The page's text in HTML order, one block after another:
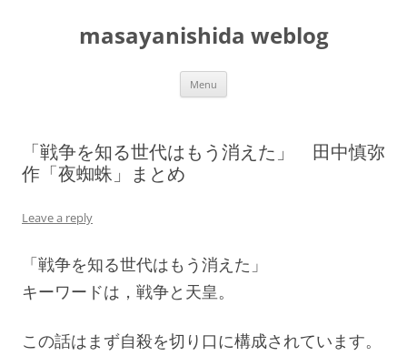
masayanishida weblog
Menu
「戦争を知る世代はもう消えた」 田中慎弥
作「夜蜘蛛」まとめ
Leave a reply
「戦争を知る世代はもう消えた」
キーワードは，戦争と天皇。
この話はまず自殺を切り口に構成されています。